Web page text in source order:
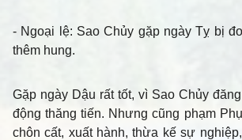
- Ngoại lệ: Sao Chủy gặp ngày Tỵ bị
thêm hung.
Gặp ngày Dậu rất tốt, vì Sao Chủy
động thăng tiến. Nhưng cũng phạm
chôn cất, xuất hành, thừa kế sự